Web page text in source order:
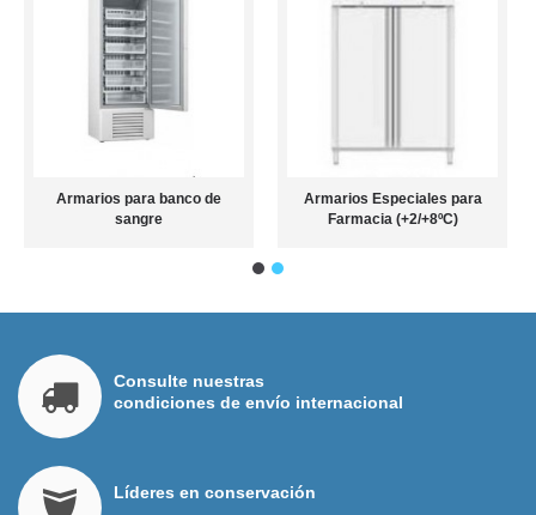
Armarios para banco de
sangre
Armarios Especiales para
Farmacia (+2/+8ºC)
Consulte nuestras
condiciones de envío internacional
Líderes en conservación